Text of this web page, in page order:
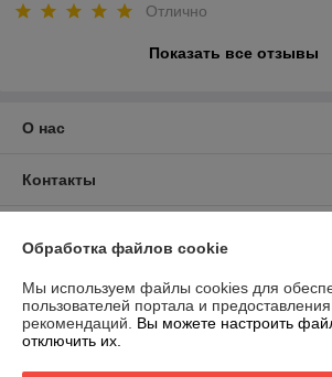
Отлично
Показать все отзывы
О нас
Контакты
График работы
Полная версия сайта
Обработка файлов cookie
Мы используем файлы cookies для
пользователей портала и
рекомендаций. Вы можете настроить
отключить их.